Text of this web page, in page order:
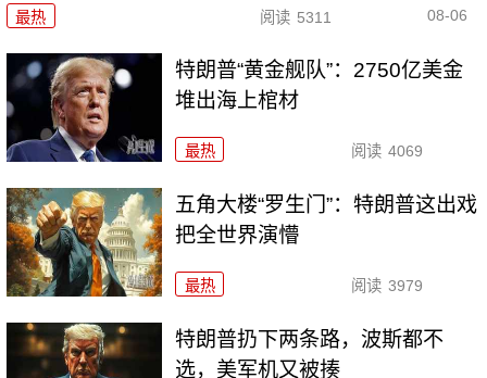
最热 阅读 5311 08-06
特朗普“黄金舰队”：2750亿美金
堆出海上棺材
最热 阅读 4069
五角大楼“罗生门”：特朗普这出戏
把全世界演懵
最热 阅读 3979
特朗普扔下两条路，波斯都不
选，美军机又被揍